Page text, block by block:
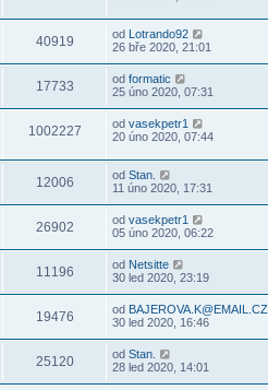
40919 od Lotrando92
26 bře 2020, 21:01
17733 od formatic
25 úno 2020, 07:31
1002227 od vasekpetr1
20 úno 2020, 07:44
12006 od Stan.
11 úno 2020, 17:31
26902 od vasekpetr1
05 úno 2020, 06:22
11196 od Netsitte
30 led 2020, 23:19
19476 od BAJEROVA.K@EMAIL.CZ
30 led 2020, 16:46
25120 od Stan.
28 led 2020, 14:01